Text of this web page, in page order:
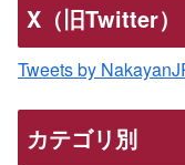
X（旧Twitter）
Tweets by
カテゴリ別